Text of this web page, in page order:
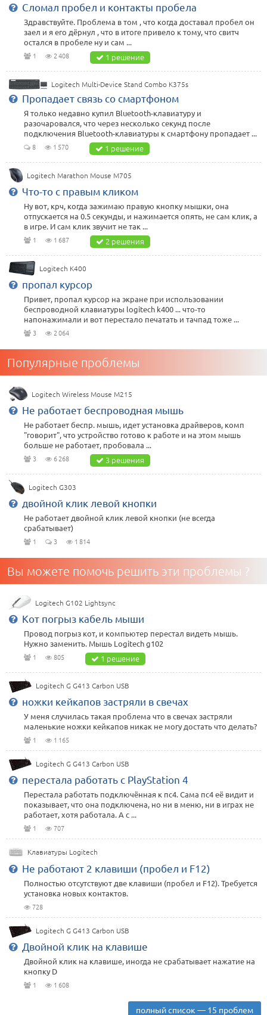
Сломал пробел и контакты пробела
Здравствуйте. Проблема в том , что когда доставал пробел он
заел и я его дёрнул , что в итоге привело к тому, что свитч
остался в пробеле ну и сам ...
1 2 408 1 решение
Logitech Multi-Device Stand Combo K375s
Пропадает связь со смартфоном
Я только недавно купил Bluetooth-клавиатуру и
разочаровался, что через несколько секунд после
подключения Bluetooth-клавиатуры к смартфону пропадает ...
8 1 570 1 решение
Logitech Marathon Mouse M705
Что-то с правым кликом
Ну вот, крч, когда зажимаю правую кнопку мышки, она
отпускается на 0.5 секунды, и нажимается опять, не сам клик, а
в игре. И сам клик звучит не так ...
1 1 687 2 решения
Logitech K400
пропал курсор
Привет, пропал курсор на экране при использовании
беспроводной клавиатуры logitech k400 ... что-то
напонажимали и вот перестало печатать и тачпад тоже ...
3 2 064
Популярные проблемы
Logitech Wireless Mouse M215
Не работает беспроводная мышь
Не работает беспр. мышь, идет установка драйверов, комп
"говорит", что устройство готово к работе и на этом мышь
больше не работает, пробовала ...
3 6 268 3 решения
Logitech G303
двойной клик левой кнопки
Не работает двойной клик левой кнопки (не всегда
срабатывает)
1 3 1 814
Вы можете помочь решить эти проблемы ?
Logitech G102 Lightsync
Кот погрыз кабель мыши
Провод погрыз кот, и компьютер перестал видеть мышь.
Нужно заменить. Мышь Logitech g102
1 805 1 решение
Logitech G G413 Carbon USB
ножки кейкапов застряли в свечах
У меня случилась такая проблема что в свечах застряли
маленькие ножки кейкапов никак не могу достать что делать?
1 1 165
Logitech G G413 Carbon USB
перестала работать с PlayStation 4
Перестала работать подключённая к пс4. Сама пс4 её видит и
показывает, что она подключена, но ни в меню, ни в играх не
работает, хотя работала. А с ...
1 707
Клавиатуры Logitech
Не работают 2 клавиши (пробел и F12)
Полностью отсутствуют две клавиши (пробел и F12). Требуется
установка новых контактов.
728
Logitech G G413 Carbon USB
Двойной клик на клавише
Двойной клик на клавише, иногда не срабатывает нажатие на
кнопку D
1 1 608
полный список — 15 проблем